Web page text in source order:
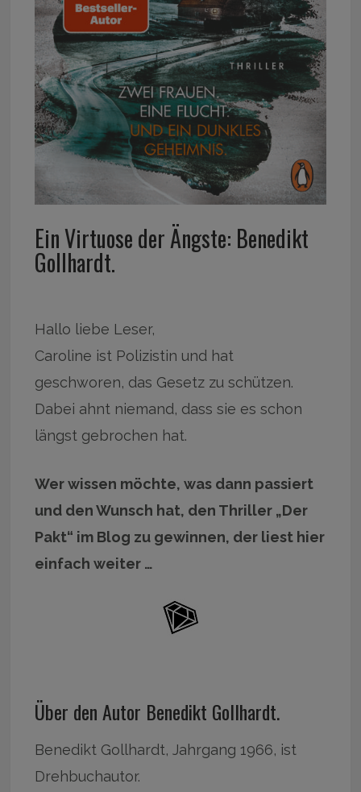
Ein Virtuose der Ängste: Benedikt
Gollhardt.
Hallo liebe Leser,
Caroline ist Polizistin und hat
geschworen, das Gesetz zu schützen.
Dabei ahnt niemand, dass sie es schon
längst gebrochen hat.
Wer wissen möchte, was dann passiert
und den Wunsch hat, den Thriller „Der
Pakt“ im Blog zu gewinnen, der liest hier
einfach weiter …
Über den Autor Benedikt Gollhardt.
Benedikt Gollhardt, Jahrgang 1966, ist
Drehbuchautor.